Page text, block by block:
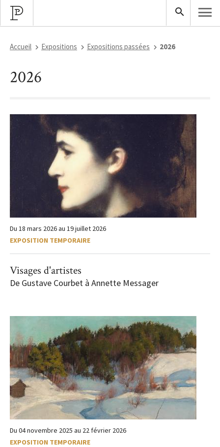
Accueil Expositions Expositions passées 2026
2026
Du 18 mars 2026au 19 juillet 2026
EXPOSITION TEMPORAIRE
Visages d'artistes
De Gustave Courbet à Annette Messager
Du 04 novembre 2025 au 22 février 2026
EXPOSITION TEMPORAIRE